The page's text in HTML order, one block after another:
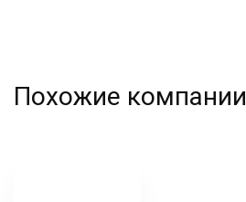
Похожие компании